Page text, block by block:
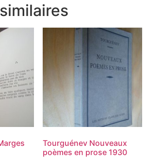
Tourguénev Nouveaux
poèmes en prose 1930